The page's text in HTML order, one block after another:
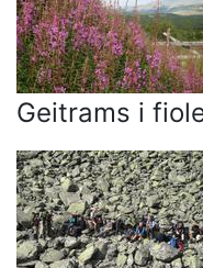
Geitrams i